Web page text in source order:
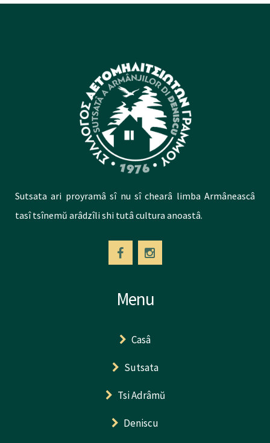
Sutsata ari proyramâ sî nu sî chearâ limba Armâneascâ
tasî tsînemŭ arâdzîli shi tutâ cultura anoastâ.
Menu
Casâ
Sutsata
Tsi Adrâmŭ
Deniscu